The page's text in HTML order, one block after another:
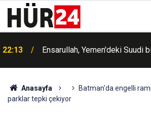
22:13 Ensarullah, Yemen'deki Suudi
Anasayfa
Batman'da engelli
parklar tepki çekiyor